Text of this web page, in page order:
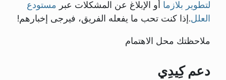
لتطوير بلازما أو الإبلاغ عن المشكلات عبر مستودع
العلل.إذا كنت تحب ما يفعله الفريق، فيرجى إخبارهم!
ملاحظتك محل الاهتمام
دعم كِيدِي